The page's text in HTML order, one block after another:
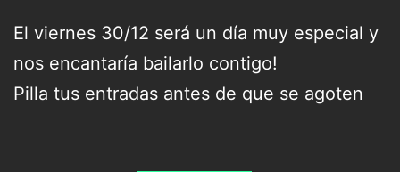
El viernes 30/12 será un día muy especial y
nos encantaría bailarlo contigo!
Pilla tus entradas antes de que se agoten